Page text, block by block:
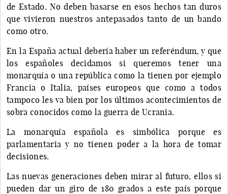
de Estado. No deben basarse en esos hechos tan duros
que vivieron nuestros antepasados tanto de un bando
como otro.
En la España actual debería haber un referéndum, y que
los españoles decidamos si queremos tener una
monarquía o una república como la tienen por ejemplo
Francia o Italia, países europeos que como a todos
tampoco les va bien por los últimos acontecimientos de
sobra conocidos como la guerra de Ucrania.
La monarquía española es simbólica porque es
parlamentaria y no tienen poder a la hora de tomar
decisiones.
Las nuevas generaciones deben mirar al futuro, ellos si
pueden dar un giro de 180 grados a este país porque